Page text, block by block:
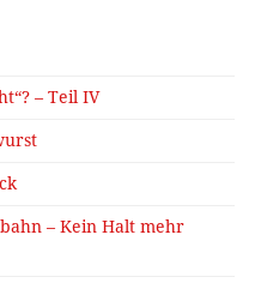
– Teil IV
– Kein Halt mehr